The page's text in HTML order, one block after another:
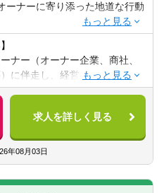
像】
ニケーション力、チームワーク
ーナーに寄り添った地道な行動
働する利他精神
る深い洞察力
スキル】
ー
は事業会社内の立場で経営企
連業務の課題解決経験5年以
関するコンサルティング提案・
成経験
ナー（オーナー企業、商社、
に伴走し、経営参謀として、
ら施策レベル迄幅広く対応
事業成長を支援
】
アジェンダ（経営課題）のう
企画/経営管理マターへの対応
求人を詳しく見る
年08月03日